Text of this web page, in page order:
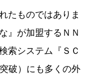
たものではありま
』が加盟するＮＮ
索システム『ＳＣ
破）にも多くの外